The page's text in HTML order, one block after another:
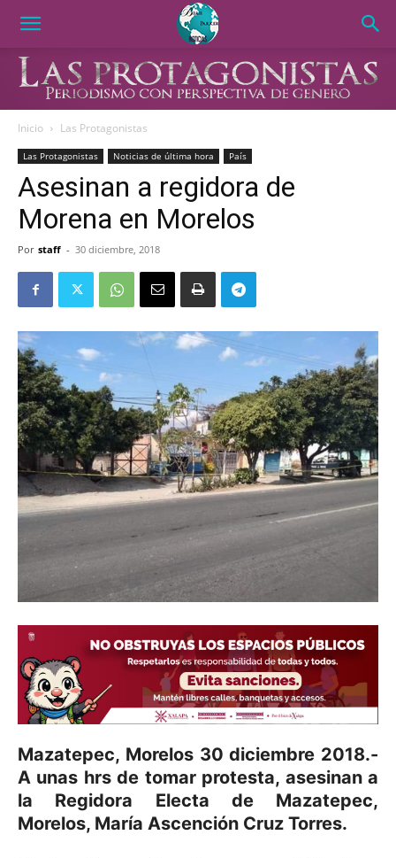
Inicio Las Protagonistas
Las Protagonistas Noticias de última hora País
Asesinan a regidora de
Morena en Morelos
Por staff - 30 diciembre, 2018
Mazatepec, Morelos 30 diciembre 2018.-
A unas hrs de tomar protesta, asesinan a
la Regidora Electa de Mazatepec,
Morelos, María Ascención Cruz Torres.